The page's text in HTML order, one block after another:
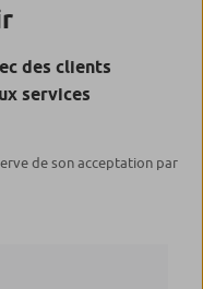
des clients
services
de son acceptation par